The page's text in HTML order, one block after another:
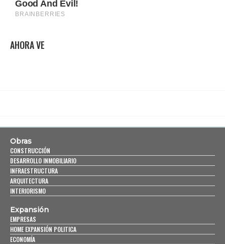
AHORA VE
Obras
CONSTRUCCIÓN
DESARROLLO INMOBILIARIO
INFRAESTRUCTURA
ARQUITECTURA
INTERIORISMO
Expansión
EMPRESAS
HOME EXPANSIÓN POLITICA
ECONOMÍA